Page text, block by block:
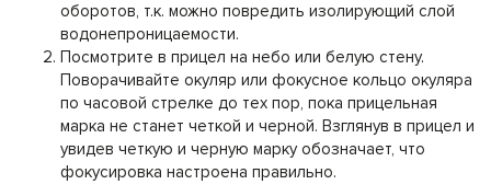
оборотов, т.к. можно повредить изолирующий слой
водонепроницаемости.
Посмотрите в прицел на небо или белую стену.
Поворачивайте окуляр или фокусное кольцо окуляра
по часовой стрелке до тех пор, пока прицельная
марка не станет четкой и черной. Взглянув в прицел и
увидев четкую и черную марку обозначает, что
фокусировка настроена правильно.